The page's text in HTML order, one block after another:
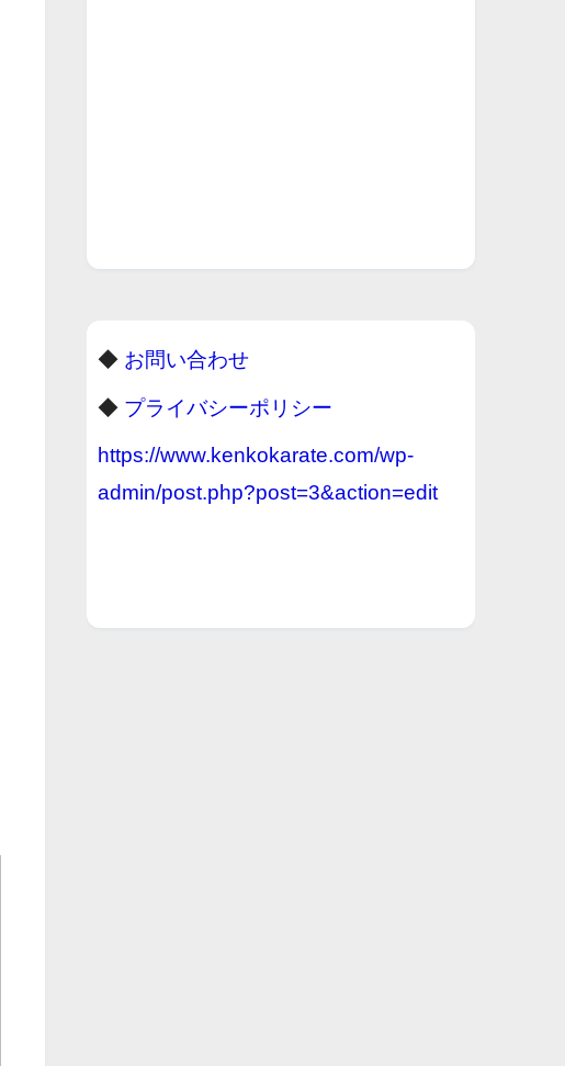
◆ お問い合わせ
◆ プライバシーポリシー
https://www.kenkokarate.com/wp-
admin/post.php?post=3&action=edit